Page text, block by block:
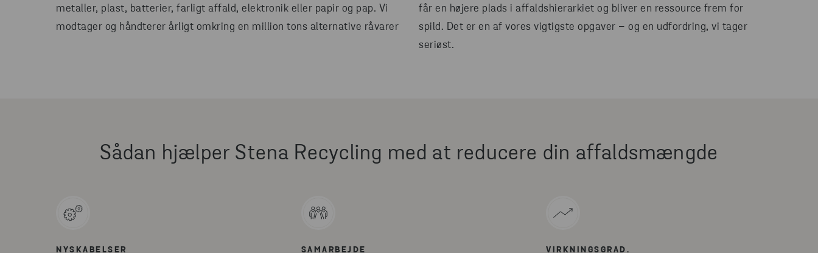
metaller, plast, batterier, farligt affald, elektronik eller papir og pap. Vi
modtager og håndterer årligt omkring en million tons alternative råvarer
får en højere plads i affaldshierarkiet og bliver en ressource frem for
spild. Det er en af vores vigtigste opgaver – og en udfordring, vi tager
seriøst.
Sådan hjælper Stena Recycling med at reducere din affaldsmængde
NYSKABELSER SAMARBEJDE VIRKNINGSGRAD.